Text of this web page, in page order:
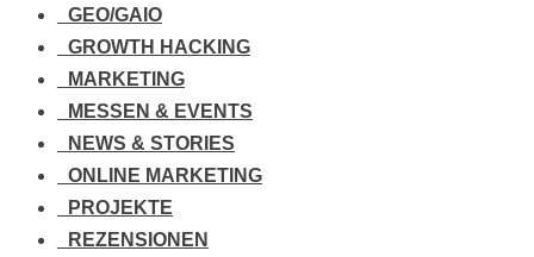
GEO/GAIO
GROWTH HACKING
MARKETING
MESSEN & EVENTS
NEWS & STORIES
ONLINE MARKETING
PROJEKTE
REZENSIONEN